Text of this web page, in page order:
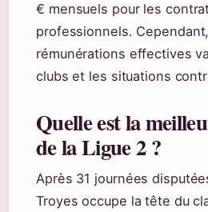
€ mensuels pour les
professionnels.
rémunérations effectives
clubs et les situations
Quelle est la
de la Ligue 2 ?
Après 31 journées
Troyes occupe la tête du